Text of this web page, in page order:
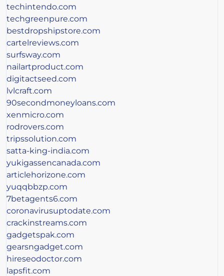
techintendo.com
techgreenpure.com
bestdropshipstore.com
cartelreviews.com
surfsway.com
nailartproduct.com
digitactseed.com
lvlcraft.com
90secondmoneyloans.com
xenmicro.com
rodrovers.com
tripssolution.com
satta-king-india.com
yukigassencanada.com
articlehorizone.com
yuqqbbzp.com
7betagents6.com
coronavirusuptodate.com
crackinstreams.com
gadgetspak.com
gearsngadget.com
hireseodoctor.com
lapsfit.com